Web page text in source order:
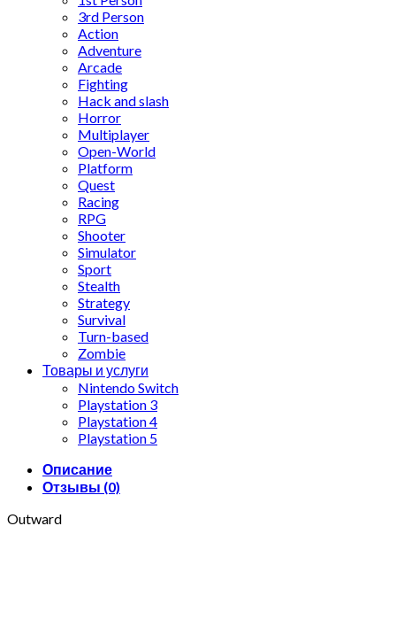
3rd Person
Action
Adventure
Arcade
Fighting
Hack and slash
Horror
Multiplayer
Open-World
Platform
Quest
Racing
RPG
Shooter
Simulator
Sport
Stealth
Strategy
Survival
Turn-based
Zombie
Товары и услуги
Nintendo Switch
Playstation 3
Playstation 4
Playstation 5
Описание
Отзывы (0)
Outward